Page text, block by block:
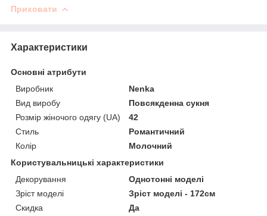
Приховати
Характеристики
Основні атрибути
Виробник
Nenka
Вид виробу
Повсякденна сукня
Розмір жіночого одягу (UA)
42
Стиль
Романтичний
Колір
Молочний
Користувальницькі характеристики
Декорування
Однотонні моделі
Зріст моделі
Зріст моделі - 172см
Скидка
Да